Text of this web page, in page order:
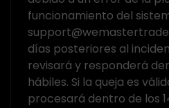
funcionamiento del
días posteriores al
revisará y responderá
hábiles. Si la queja es
procesará dentro de los